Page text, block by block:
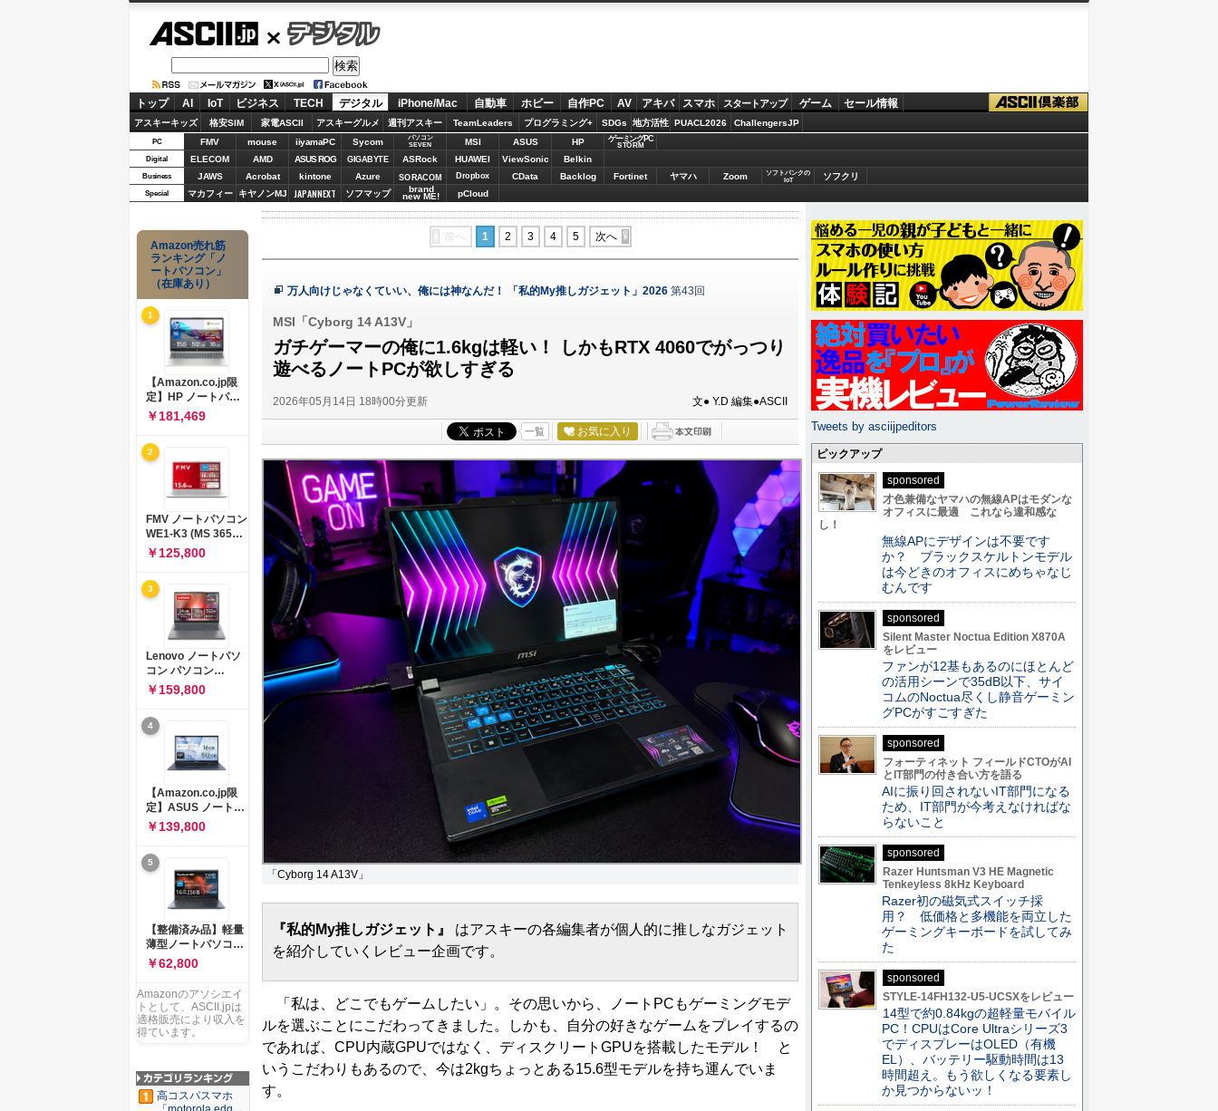
デジタル
トップ AI IoT ビジネス TECH デジタル iPhone/Mac 自動車 ホビー 自作PC AV アキバ スマホ スタートアップ ゲーム セール情報
アスキーキッズ 格安SIM 家電ASCII アスキーグルメ 週刊アスキー TeamLeaders プログラミング+ SDGs 地方活性 PUACL2026 ChallengersJP
PC FMV mouse iiyamaPC Sycom
パソコン
SEVEN
MSI ASUS HP ゲーミングPC
STORM
Digital ELECOM AMD ASUS ROG GIGABYTE ASRock HUAWEI ViewSonic Belkin
Business JAWS Acrobat kintone Azure SORACOM Dropbox CData Backlog Fortinet ヤマハ Zoom
ソフトバンクの
IoT
ソフクリ
Special マカフィー キヤノンMJ JAPANNEXT ソフマップ brand
new ME! pCloud
前へ 1 2 3 4 5 次へ
万人向けじゃなくていい、俺には神なんだ！ 「私的My推しガジェット」2026 第43回
MSI「Cyborg 14 A13V」
ガチゲーマーの俺に1.6kgは軽い！ しかもRTX 4060でがっつり
遊べるノートPCが欲しすぎる
2026年05月14日 18時00分更新 文● Y.D 編集●ASCII
一覧 お気に入り
「Cyborg 14 A13V」
『私的My推しガジェット』
はアスキーの各編集者が個人的に推しなガジェット
を紹介していくレビュー企画です。
「私は、どこでもゲームしたい」。その思いから、ノートPCもゲーミングモデ
ルを選ぶことにこだわってきました。しかも、自分の好きなゲームをプレイするの
であれば、CPU内蔵GPUではなく、ディスクリートGPUを搭載したモデル！ と
いうこだわりもあるので、今は2kgちょっとある15.6型モデルを持ち運んでいま
す。
Amazon売れ筋
ランキング「ノ
ートパソコン」
（在庫あり）
1
【Amazon.co.jp限
定】HP ノートパソ
コン 15-fd 15.6イン
チ インテル Core 5
120U メモリ16GB
SSD512GB
Windows 11
Microsoft Office
2024搭載 WPS
Office搭載 カメラシ
ャッター 指紋認証 薄
型 Copilotキー搭載
ナチュラルシルバー
￥181,469
2
FMV ノートパソコン
WE1-K3 (MS 365
Personal/Copilotキ
ー搭載/Win 11/15.6
型/Core
i5/16GB/SSD
512GB/ホワイト)
FMVWK3E15W_AZ
￥125,800
3
Lenovo ノートパソ
コン パソコン
IdeaPad Slim 3 14.0
インチ AMD
Ryzen™ 5 8640HS
メモリ16GB
SSD512GB
Microsoft 365 試用
版 Windows11 バッ
テリー駆動12.6時間
重量1.39kg ルナグレ
ー 83K9003JJP ノー
トPC
￥159,800
4
【Amazon.co.jp限
定】ASUS ノートパ
ソコン Vivobook 15
M1502NAQ 15.6イ
ンチ AMD Ryzen 7
170 メモリ16GB
SSD 512GB
Microsoft 365
Personal (24か月版)
搭載 Windows 11 重
量1.7kg Wi-Fi 6E ク
ワイエットブルー
M1502NAQ-
￥139,800
5
【整備済み品】軽量
薄型ノートパソコン
dynabook G83 ■
13.3型
FHD(1920x1080) -
高性能第11世代Core
i5-1135G7 - メモリ
16GB - SSD 256GB
USB Type-C - MS
Office 2021 - Win11
搭載
￥62,800
Amazonのアソシエイ
トとして、ASCII.jpは
適格販売により収入を
得ています。
高コスパスマホ
Tweets by asciijpeditors
ピックアップ
sponsored
才色兼備なヤマハの無線APはモダンな
オフィスに最適 これなら違和感な
し！
無線APにデザインは不要です
か？ ブラックスケルトンモデル
は今どきのオフィスにめちゃなじ
むんです
sponsored
Silent Master Noctua Edition X870A
をレビュー
ファンが12基もあるのにほとんど
の活用シーンで35dB以下、サイ
コムのNoctua尽くし静音ゲーミン
グPCがすごすぎた
sponsored
フォーティネット フィールドCTOがAI
とIT部門の付き合い方を語る
AIに振り回されないIT部門になる
ため、IT部門が今考えなければな
らないこと
sponsored
Razer Huntsman V3 HE Magnetic
Tenkeyless 8kHz Keyboard
Razer初の磁気式スイッチ採
用？ 低価格と多機能を両立した
ゲーミングキーボードを試してみ
た
sponsored
STYLE-14FH132-U5-UCSXをレビュー
14型で約0.84kgの超軽量モバイル
PC！CPUはCore Ultraシリーズ3
でディスプレーはOLED（有機
EL）、バッテリー駆動時間は13
時間超え。もう欲しくなる要素し
か見つからないッ！